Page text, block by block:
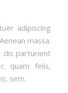
adipiscing
massa.
dis parturient
quam felis,
sem.